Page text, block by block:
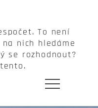
To není
nich hledáme
se rozhodnout?